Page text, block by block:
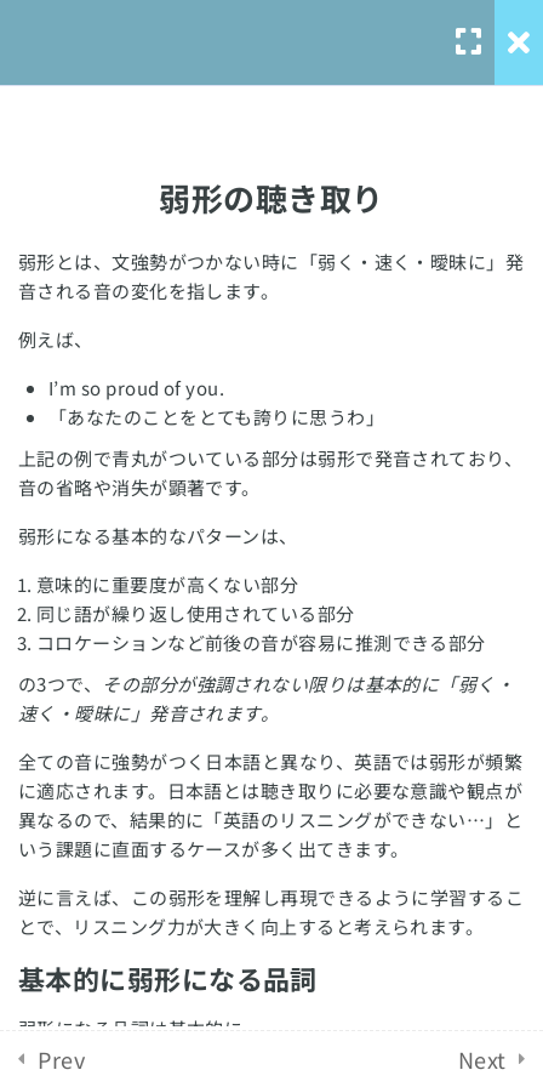
課題別リスニングトレーニ
6
数字の聴き取り
課題：電話番号の聴き取り問題
①
1 Question
課題：電話番号の聴き取り問題
1 Question
人物名の聴き取り
1 Question
弱形の聴き取り
オーバーラッピング学習教
材
16
ディクテーション課題 3
弱形の聴き取り
弱形とは、文強勢がつかない時に「弱く・速く・曖昧に」発
音される音の変化を指します。
例えば、
I’m so proud ofyou.
「あなたのことをとても誇りに思うわ」
上記の例で青丸がついている部分は弱形で発音されており、
音の省略や消失が顕著です。
弱形になる基本的なパターンは、
意味的に重要度が高くない部分
同じ語が繰り返し使用されている部分
コロケーションなど前後の音が容易に推測できる部分
の3つで、
その部分が強調されない限りは基本的に「弱く・
速く・曖昧に」発音されます。
全ての音に強勢がつく日本語と異なり、英語では弱形が頻繁
に適応されます。日本語とは聴き取りに必要な意識や観点が
異なるので、結果的に「英語のリスニングができない…」と
いう課題に直面するケースが多く出てきます。
逆に言えば、この弱形を理解し再現できるように学習するこ
とで、リスニング力が大きく向上すると考えられます。
基本的に弱形になる品詞
弱形になる品詞は基本的に、
冠詞（a, theなど）
Prev Next
Our Service
solo-
solo-ielts-
toefl.com
English Revolution 2021. Powered by
Co.,Ltd.